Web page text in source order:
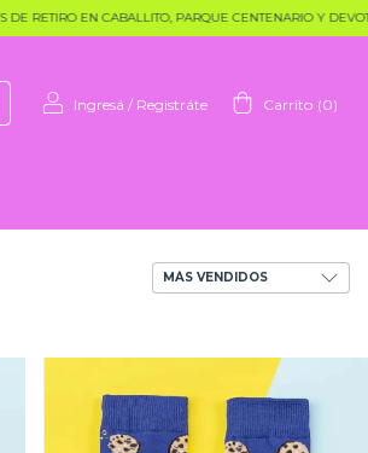
EN CABALLITO, PARQUE CENTENARIO Y DEVOTO
Ingresá / Registráte Carrito (0)